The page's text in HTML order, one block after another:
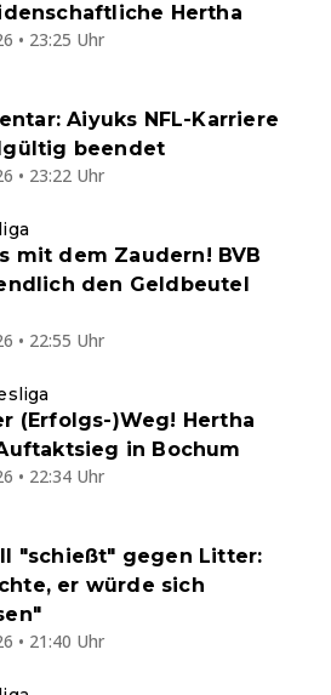
Hertha
• 23:25 Uhr
Aiyuks NFL-Karriere
beendet
• 23:22 Uhr
mit dem Zaudern! BVB
den Geldbeutel
• 22:55 Uhr
(Erfolgs-)Weg! Hertha
in Bochum
• 22:34 Uhr
"schießt" gegen Litter:
er würde sich
• 21:40 Uhr